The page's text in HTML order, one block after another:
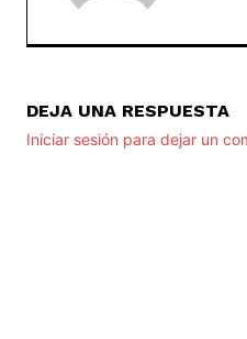
DEJA UNA RESPUESTA
Iniciar sesión para dejar un